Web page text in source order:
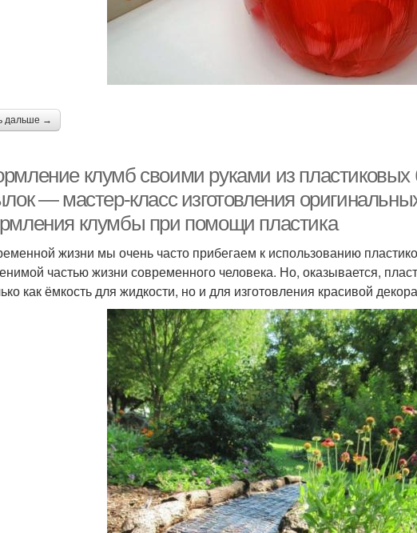
дальше →
клумб своими руками из пластиковых
— мастер-класс изготовления
клумбы при помощи пластика
жизни мы очень часто прибегаем к использованию
частью жизни современного человека. Но, оказывается,
как ёмкость для жидкости, но и для изготовления красивой